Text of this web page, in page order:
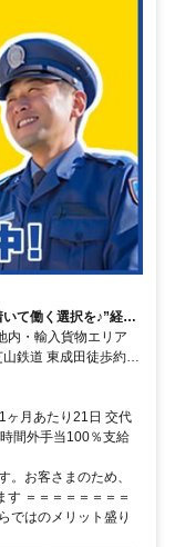
て働く選択を♪”経験
・輸入貨物エリア
鉄道 東成田徒歩約10
分
ヶ月あたり21日 交代
間外手当100％支給
。お客さまのため、
す ＝＝＝＝＝＝＝＝
ではのメリット盛り